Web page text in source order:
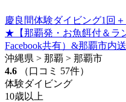
慶良間体験ダイビング1回
★【那覇発・お魚餌付＆ラ
Facebook共有）&那覇市内
沖縄県 > 那覇 > 那覇市
4.6
（口コミ 57件）
体験ダイビング
10歳以上